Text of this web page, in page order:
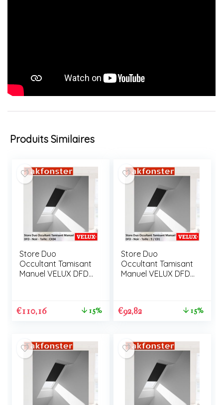
Produits Similaires
Store Duo
Occultant Tamisant
Manuel VELUX DFD
€110,16 15%
Store Duo
Occultant Tamisant
Manuel VELUX DFD
€92,82 15%